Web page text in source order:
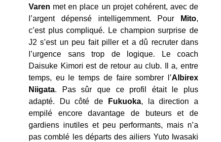
Varen met en place un projet cohérent, avec de
l’argent dépensé intelligemment. Pour
Mito,
c’est plus compliqué. Le champion surprise de
J2 s’est un peu fait piller et a dû recruter dans
l’urgence sans trop de logique. Le coach
Daisuke Kimori est de retour au club. Il a, entre
temps, eu le temps de faire sombrer l’Albirex
Niigata. Pas sûr que ce profil était le plus
adapté. Du côté de
Fukuoka, la direction a
empilé encore davantage de buteurs et de
gardiens inutiles et peu performants, mais n’a
pas comblé les départs des ailiers Yuto Iwasaki